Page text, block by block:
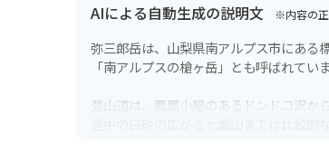
AIによる自動生成の説明文 ※内容の正
弥三郎岳は、山梨県南アルプス市にある
「南アルプスの槍ヶ岳」とも呼ばれていま
登山道は、鳳凰小屋のあるドンドコ沢か
途中の白砂の広がる七面山までは比較